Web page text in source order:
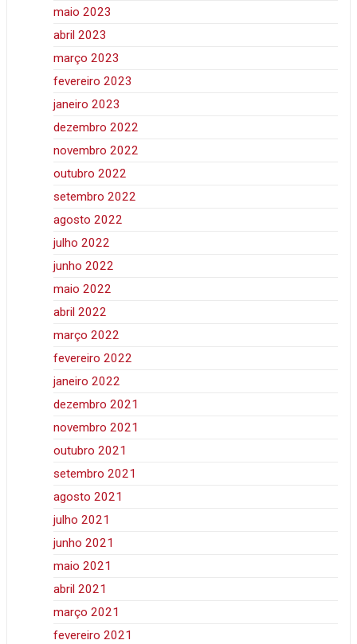
maio 2023
abril 2023
março 2023
fevereiro 2023
janeiro 2023
dezembro 2022
novembro 2022
outubro 2022
setembro 2022
agosto 2022
julho 2022
junho 2022
maio 2022
abril 2022
março 2022
fevereiro 2022
janeiro 2022
dezembro 2021
novembro 2021
outubro 2021
setembro 2021
agosto 2021
julho 2021
junho 2021
maio 2021
abril 2021
março 2021
fevereiro 2021